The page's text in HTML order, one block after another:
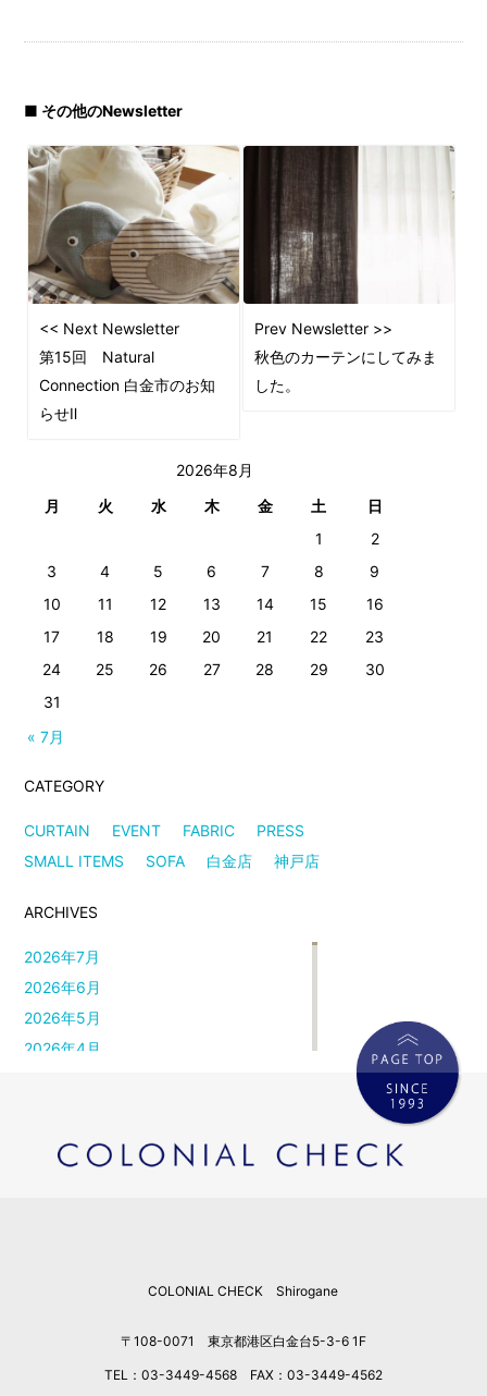
■ その他のNewsletter
<< Next Newsletter
第15回 Natural
Connection 白金市のお知
らせⅡ
Prev Newsletter >>
秋色のカーテンにしてみま
した。
2026年8月
月
火 水 木 金 土 日
« 7月
1
2
3
4 5 6 7 8
9
10
11 12 13 14 15
16
17
18 19 20 21 22
23
24
25 26 27 28 29
30
31
CATEGORY
CURTAIN EVENT FABRIC
PRESS
SMALL ITEMS
SOFA 白金店 神戸店
ARCHIVES
2026年7月
2026年6月
2026年5月
2026年4月
2026年1月
2025年12月
COLONIAL CHECK Shirogane
〒108-0071 東京都港区白金台5-3-6 1F
TEL：03-3449-4568 FAX：03-3449-4562